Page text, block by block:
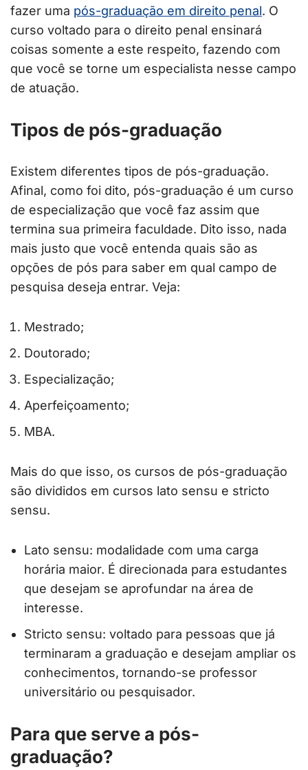
fazer uma pós-graduação em direito penal. O
curso voltado para o direito penal ensinará
coisas somente a este respeito, fazendo com
que você se torne um especialista nesse campo
de atuação.
Tipos de pós-graduação
Existem diferentes tipos de pós-graduação.
Afinal, como foi dito, pós-graduação é um curso
de especialização que você faz assim que
termina sua primeira faculdade. Dito isso, nada
mais justo que você entenda quais são as
opções de pós para saber em qual campo de
pesquisa deseja entrar. Veja:
Mestrado;
Doutorado;
Especialização;
Aperfeiçoamento;
MBA.
Mais do que isso, os cursos de pós-graduação
são divididos em cursos lato sensu e stricto
sensu.
Lato sensu: modalidade com uma carga
horária maior. É direcionada para estudantes
que desejam se aprofundar na área de
interesse.
Stricto sensu: voltado para pessoas que já
terminaram a graduação e desejam ampliar os
conhecimentos, tornando-se professor
universitário ou pesquisador.
Para que serve a pós-
graduação?